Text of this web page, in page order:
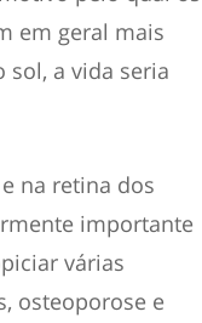
em geral mais
sol, a vida seria
na retina dos
importante
várias
osteoporose e